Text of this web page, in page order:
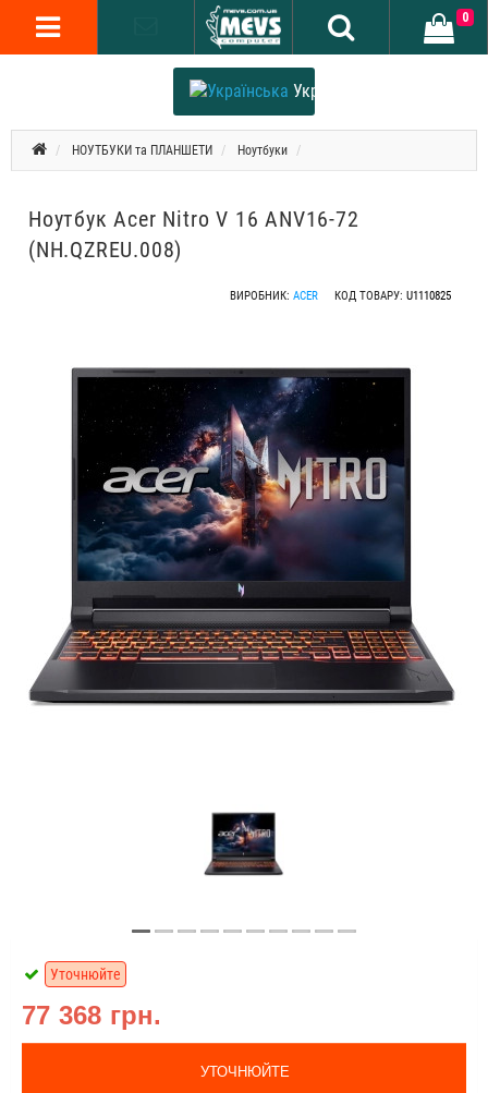
Українська
0
НОУТБУКИ та ПЛАНШЕТИ Ноутбуки
Ноутбук Acer Nitro V 16 ANV16-72
(NH.QZREU.008)
ВИРОБНИК: ACER КОД ТОВАРУ: U1110825
77 368 грн.
Уточнюйте
УТОЧНЮЙТЕ